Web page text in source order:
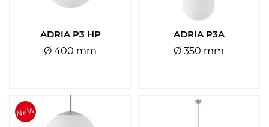
Vyberte
Senzor:
Typ baterií:
ADRIA P3 HP
Ø 400 mm
ADRIA P3A
Ø 350 mm